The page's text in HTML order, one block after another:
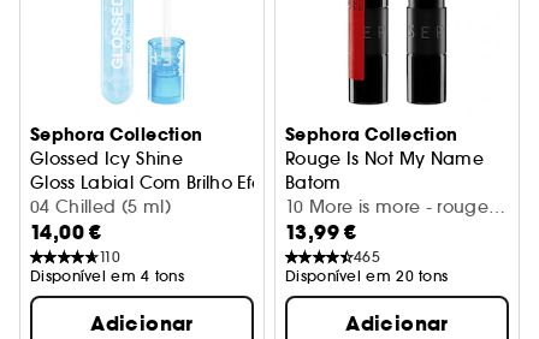
Sephora Collection
Glossed Icy Shine
Gloss Labial Com Brilho Efeito Molhado
04 Chilled (5 ml)
14,00 €
110
Disponível em 4 tons
Adicionar
Sephora Collection
Rouge Is Not My Name
Batom
10 More is more - rouge
jaune
13,99 €
465
Disponível em 20 tons
Adicionar